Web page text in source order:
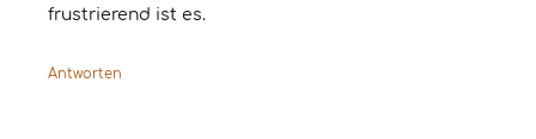
frustrierend ist es.
Antworten